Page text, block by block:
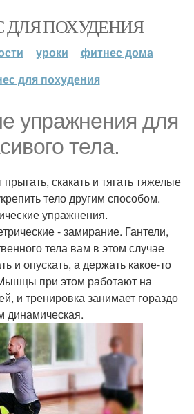
ДЛЯ ПОХУДЕНИЯ
уроки
фитнес дома
для похудения
упражнения для
тела.
скакать и тягать тяжелые
тело другим способом.
упражнения.
- замирание. Гантели,
тела вам в этом случае
и опускать, а держать какое-то
при этом работают на
и тренировка занимает гораздо
динамическая.